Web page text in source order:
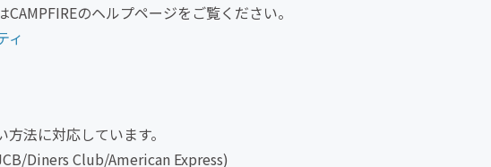
のヘルプページをご覧ください。
ィ
法に対応しています。
Diners Club/American Express)